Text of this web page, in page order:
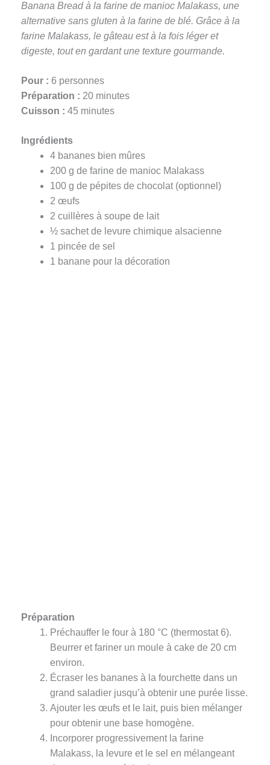
Banana Bread à la farine de manioc Malakass, une
alternative sans gluten à la farine de blé. Grâce à la
farine Malakass, le gâteau est à la fois léger et
digeste, tout en gardant une texture gourmande.
Pour : 6 personnes
Préparation : 20 minutes
Cuisson : 45 minutes
Ingrédients
4 bananes bien mûres
200 g de farine de manioc Malakass
100 g de pépites de chocolat (optionnel)
2 œufs
2 cuillères à soupe de lait
½ sachet de levure chimique alsacienne
1 pincée de sel
1 banane pour la décoration
Préparation
Préchauffer le four à 180 °C (thermostat 6).
Beurrer et fariner un moule à cake de 20 cm
environ.
Écraser les bananes à la fourchette dans un
grand saladier jusqu’à obtenir une purée lisse.
Ajouter les œufs et le lait, puis bien mélanger
pour obtenir une base homogène.
Incorporer progressivement la farine
Malakass, la levure et le sel en mélangeant